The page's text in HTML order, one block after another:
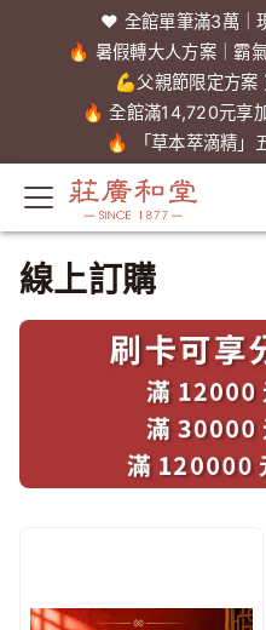
❤️ 全館單筆滿3萬｜
🔥 暑假轉大人方案｜霸
💪父親節限定方
🔥 全館滿14,720元享
🔥 「草本萃滴精」
線上訂購